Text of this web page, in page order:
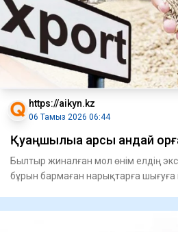
https://aikyn.kz
06 Тамыз 2026 06:44
Қуаңшылыққа қарсы қандай
Былтыр жиналған мол өнім елдің
бұрын бармаған нарықтарға шығуға